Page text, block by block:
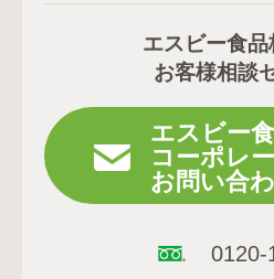
エスビー食
お客様相談
エスビー
コーポレ
お問い合
0120-